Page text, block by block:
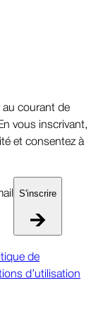
courant de
vous inscrivant,
et consentez à
S'inscrire
de
d’utilisation